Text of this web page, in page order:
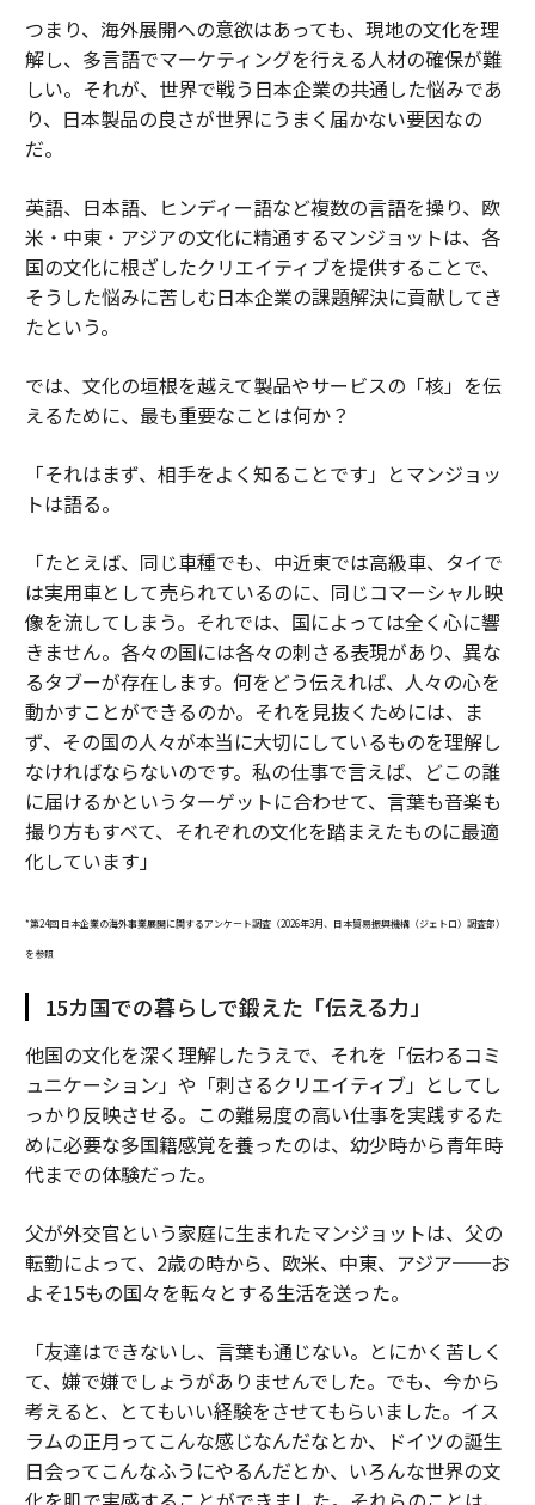
つまり、海外展開への意欲はあっても、現地の文化を理
解し、多言語でマーケティングを行える人材の確保が難
しい。それが、世界で戦う日本企業の共通した悩みであ
り、日本製品の良さが世界にうまく届かない要因なの
だ。
英語、日本語、ヒンディー語など複数の言語を操り、欧
米・中東・アジアの文化に精通するマンジョットは、各
国の文化に根ざしたクリエイティブを提供することで、
そうした悩みに苦しむ日本企業の課題解決に貢献してき
たという。
では、文化の垣根を越えて製品やサービスの「核」を伝
えるために、最も重要なことは何か？
「それはまず、相手をよく知ることです」とマンジョッ
トは語る。
「たとえば、同じ車種でも、中近東では高級車、タイで
は実用車として売られているのに、同じコマーシャル映
像を流してしまう。それでは、国によっては全く心に響
きません。各々の国には各々の刺さる表現があり、異な
るタブーが存在します。何をどう伝えれば、人々の心を
動かすことができるのか。それを見抜くためには、ま
ず、その国の人々が本当に大切にしているものを理解し
なければならないのです。私の仕事で言えば、どこの誰
に届けるかというターゲットに合わせて、言葉も音楽も
撮り方もすべて、それぞれの文化を踏まえたものに最適
化しています」
*第24回 日本企業の海外事業展開に関するアンケート調査（2026年3月、日本貿易振興機構（ジェトロ）調査部）
を参照
15カ国での暮らしで鍛えた「伝える力」
他国の文化を深く理解したうえで、それを「伝わるコミ
ュニケーション」や「刺さるクリエイティブ」としてし
っかり反映させる。この難易度の高い仕事を実践するた
めに必要な多国籍感覚を養ったのは、幼少時から青年時
代までの体験だった。
父が外交官という家庭に生まれたマンジョットは、父の
転勤によって、2歳の時から、欧米、中東、アジア──お
よそ15もの国々を転々とする生活を送った。
「友達はできないし、言葉も通じない。とにかく苦しく
て、嫌で嫌でしょうがありませんでした。でも、今から
考えると、とてもいい経験をさせてもらいました。イス
ラムの正月ってこんな感じなんだなとか、ドイツの誕生
日会ってこんなふうにやるんだとか、いろんな世界の文